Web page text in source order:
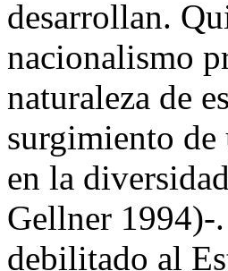
desarrollan.
nacionalismo
naturaleza de
surgimiento de
en la
Gellner 1994)-
debilitado al